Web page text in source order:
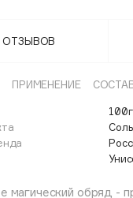
ОТЗЫВОВ
ПРИМЕНЕНИЕ
100г
магический обряд -